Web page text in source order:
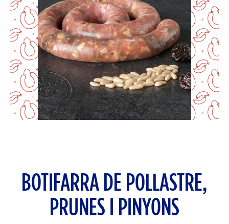
BOTIFARRA DE POLLASTRE,
PRUNES I PINYONS